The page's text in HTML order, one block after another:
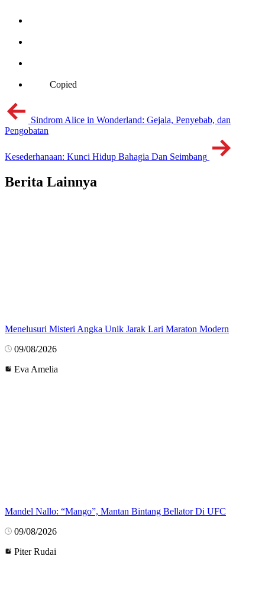
Copied
Sindrom Alice in Wonderland: Gejala, Penyebab, dan
Pengobatan
Kesederhanaan: Kunci Hidup Bahagia Dan Seimbang
Berita Lainnya
Menelusuri Misteri Angka Unik Jarak Lari Maraton Modern
09/08/2026
Eva Amelia
Mandel Nallo: “Mango”, Mantan Bintang Bellator Di UFC
09/08/2026
Piter Rudai